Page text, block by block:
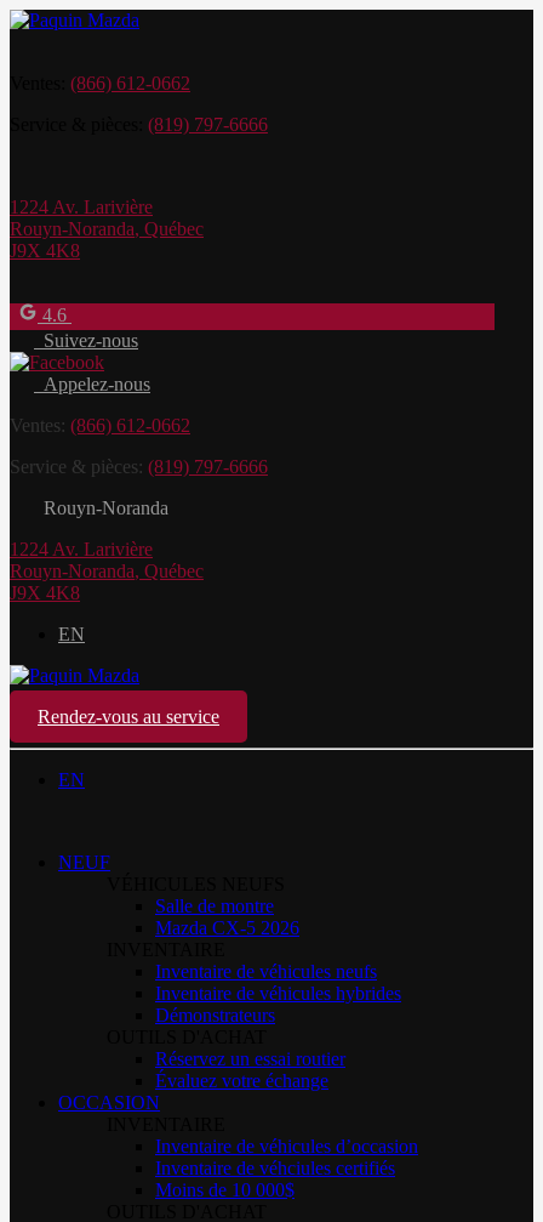
(866) 612-0662
(819) 797-6666
1224 Av. Larivière
Rouyn-Noranda, Québec
J9X 4K8
4.6
Suivez-nous
Appelez-nous
Ventes: (866) 612-0662
Service & pièces: (819) 797-6666
Rouyn-Noranda
1224 Av. Larivière
Rouyn-Noranda, Québec
J9X 4K8
EN
Rendez-vous au service
EN
NEUF
Salle de montre
Mazda CX-5 2026
Inventaire de véhicules neufs
Inventaire de véhicules hybrides
Démonstrateurs
Réservez un essai routier
Évaluez votre échange
OCCASION
Inventaire de véhicules d’occasion
Inventaire de véhciules certifiés
Moins de 10 000$